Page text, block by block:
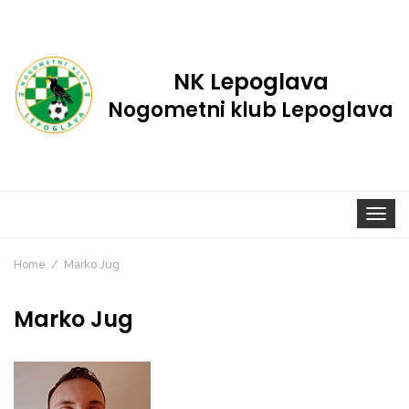
NK Lepoglava
Nogometni klub Lepoglava
Toggle
Home Marko Jug
Marko Jug